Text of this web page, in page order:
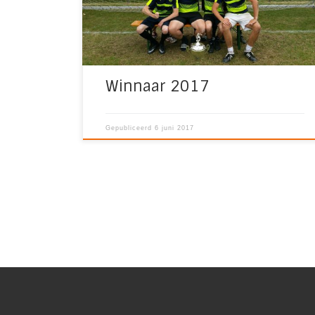
moestuinpelgrims uit Haelen die in een heel
[…]
Winnaar 2017
Gepubliceerd6 juni 2017